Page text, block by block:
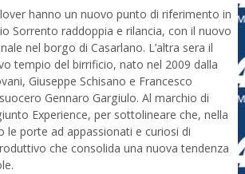
lover hanno un nuovo punto di riferimento in
Sorrento raddoppia e rilancia, con il nuovo
nel borgo di Casarlano. L’altra sera il
tempio del birrificio, nato nel 2009 dalla
Giuseppe Schisano e Francesco
Gennaro Gargiulo. Al marchio di
Experience, per sottolineare che, nella
le porte ad appassionati e curiosi di
che consolida una nuova tendenza